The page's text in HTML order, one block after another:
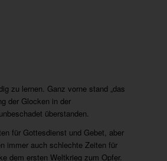
zu lernen. Ganz vorne stand „das
der Glocken in der
überstanden.
für Gottesdienst und Gebet, aber
immer auch schlechte Zeiten für
dem ersten Weltkrieg zum Opfer.